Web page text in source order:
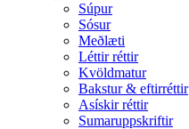
Súpur
Sósur
Meðlæti
Léttir réttir
Kvöldmatur
Bakstur & eftirréttir
Asískir réttir
Sumaruppskriftir